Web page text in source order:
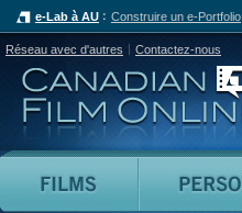
e-Lab à AU Construire un e-Portfolio
Réseau avec d'autres Contactez-nous
Films